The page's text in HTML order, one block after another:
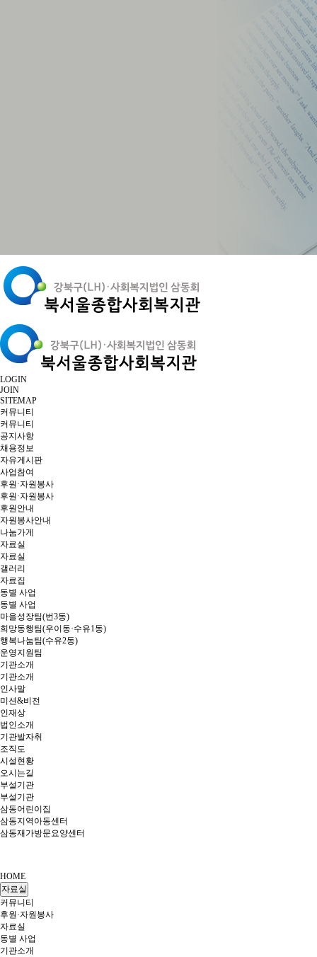
LOGIN
JOIN
SITEMAP
커뮤니티
커뮤니티
공지사항
채용정보
자유게시판
사업참여
후원·자원봉사
후원·자원봉사
후원안내
자원봉사안내
나눔가게
자료실
자료실
갤러리
자료집
동별 사업
동별 사업
마을성장팀(번3동)
희망동행팀(우이동·수유1동)
행복나눔팀(수유2동)
운영지원팀
기관소개
기관소개
인사말
미션&비전
인재상
법인소개
기관발자취
조직도
시설현황
오시는길
부설기관
부설기관
삼동어린이집
삼동지역아동센터
삼동재가방문요양센터
HOME
자료실
커뮤니티
후원·자원봉사
자료실
동별 사업
기관소개